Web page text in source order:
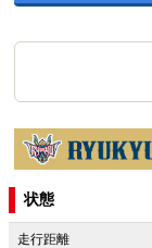
状態
走行距離